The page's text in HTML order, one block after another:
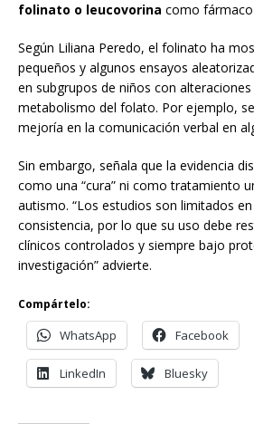
folinato o leucovorina como
Según Liliana Peredo, el folinato ha
pequeños y algunos ensayos
en subgrupos de niños con
metabolismo del folato. Por ejemplo,
mejoría en la comunicación verbal en
Sin embargo, señala que la evidencia
como una “cura” ni como tratamiento
autismo. “Los estudios son limitados
consistencia, por lo que su uso debe
clínicos controlados y siempre bajo
investigación” advierte.
Compártelo:
WhatsApp Facebook
LinkedIn Bluesky